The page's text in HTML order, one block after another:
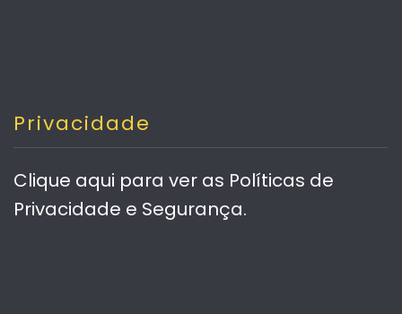
Privacidade
Clique aqui para ver as Políticas de
Privacidade e Segurança.